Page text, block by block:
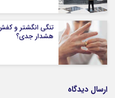
تنگی انگشتر و
هشدار جدی؟
ارسال دیدگاه